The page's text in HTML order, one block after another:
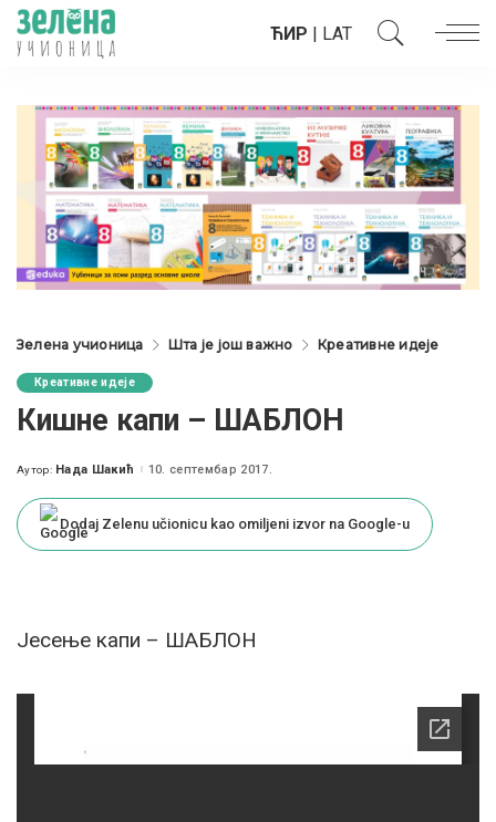
ЋИР | LAT
Зелена учионица Шта је још важно Креативне идеје
Креативне идеје
Кишне капи – ШАБЛОН
Posted
Аутор: Нада Шакић 10. септембар 2017.
Dodaj Zelenu učionicu kao omiljeni izvor na Google-u
Јесење капи – ШАБЛОН